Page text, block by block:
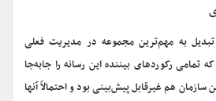
به مهم‌ترین مجموعه در مدیریت فعلی
تمامی رکوردهای بیننده این رسانه را جا‌به‌جا
سازمان هم غیرقابل پیش‌بینی بود و احتمالاً آنها